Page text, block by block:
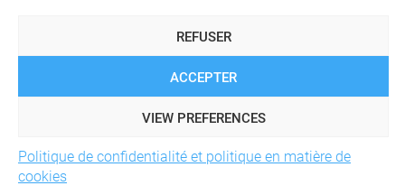
ACCEPTER
REFUSER
VIEW PREFERENCES
Politique de confidentialité et politique en matière de
cookies
POLITIQUE DE TRAITEMENT DES PLAINTES
REGISTRE DES CONFLITS D'INTÉRÊTS
© 2026 Société de services financiers Fonds FMOQ inc.
droits réservés.